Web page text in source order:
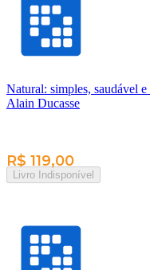
Natural: simples, saudável e
Alain Ducasse
R$ 119,00
Livro Indisponível